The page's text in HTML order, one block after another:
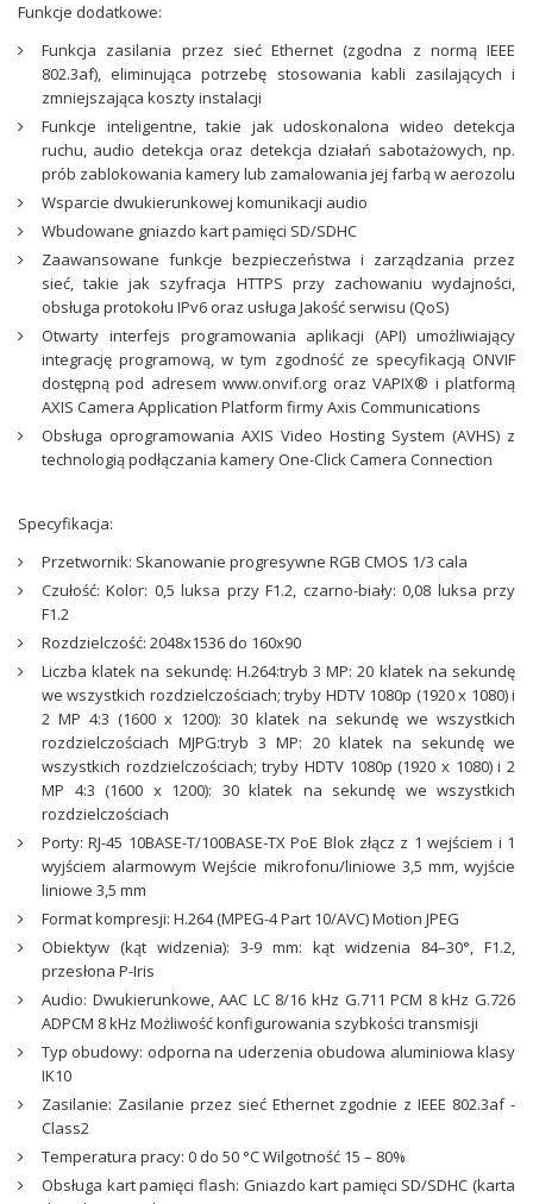
Funkcje dodatkowe:
Funkcja zasilania przez sieć Ethernet (zgodna z normą IEEE
802.3af), eliminująca potrzebę stosowania kabli zasilających i
zmniejszająca koszty instalacji
Funkcje inteligentne, takie jak udoskonalona wideo detekcja
ruchu, audio detekcja oraz detekcja działań sabotażowych, np.
prób zablokowania kamery lub zamalowania jej farbą w aerozolu
Wsparcie dwukierunkowej komunikacji audio
Wbudowane gniazdo kart pamięci SD/SDHC
Zaawansowane funkcje bezpieczeństwa i zarządzania przez
sieć, takie jak szyfracja HTTPS przy zachowaniu wydajności,
obsługa protokołu IPv6 oraz usługa Jakość serwisu (QoS)
Otwarty interfejs programowania aplikacji (API) umożliwiający
integrację programową, w tym zgodność ze specyfikacją ONVIF
dostępną pod adresem www.onvif.org oraz VAPIX® i platformą
AXIS Camera Application Platform firmy Axis Communications
Obsługa oprogramowania AXIS Video Hosting System (AVHS) z
technologią podłączania kamery One-Click Camera Connection
Specyfikacja:
Przetwornik: Skanowanie progresywne RGB CMOS 1/3 cala
Czułość: Kolor: 0,5 luksa przy F1.2, czarno-biały: 0,08 luksa przy
F1.2
Rozdzielczość: 2048x1536 do 160x90
Liczba klatek na sekundę: H.264:tryb 3 MP: 20 klatek na sekundę
we wszystkich rozdzielczościach; tryby HDTV 1080p (1920 x 1080) i
2 MP 4:3 (1600 x 1200): 30 klatek na sekundę we wszystkich
rozdzielczościach MJPG:tryb 3 MP: 20 klatek na sekundę we
wszystkich rozdzielczościach; tryby HDTV 1080p (1920 x 1080) i 2
MP 4:3 (1600 x 1200): 30 klatek na sekundę we wszystkich
rozdzielczościach
Porty: RJ-45 10BASE-T/100BASE-TX PoE Blok złącz z 1 wejściem i 1
wyjściem alarmowym Wejście mikrofonu/liniowe 3,5 mm, wyjście
liniowe 3,5 mm
Format kompresji: H.264 (MPEG-4 Part 10/AVC) Motion JPEG
Obiektyw (kąt widzenia): 3-9 mm: kąt widzenia 84–30°, F1.2,
przesłona P-Iris
Audio: Dwukierunkowe, AAC LC 8/16 kHz G.711 PCM 8 kHz G.726
ADPCM 8 kHz Możliwość konfigurowania szybkości transmisji
Typ obudowy: odporna na uderzenia obudowa aluminiowa klasy
IK10
Zasilanie: Zasilanie przez sieć Ethernet zgodnie z IEEE 802.3af -
Class2
Temperatura pracy: 0 do 50 °C Wilgotność 15 – 80%
Obsługa kart pamięci flash: Gniazdo kart pamięci SD/SDHC (karta